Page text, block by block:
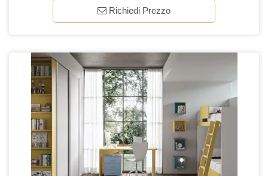
Richiedi Prezzo